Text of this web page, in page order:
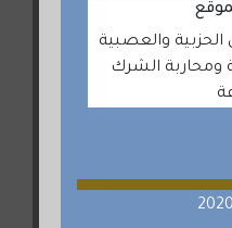
والعصبية
ومحاربة الشرك